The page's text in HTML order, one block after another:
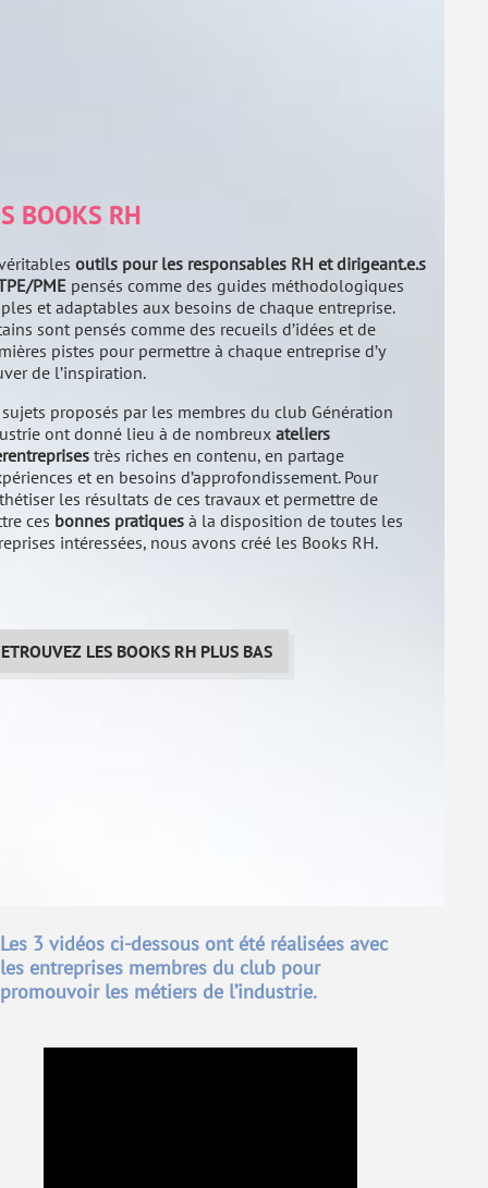
BOOKS RH
outils pour les responsables RH et dirigeant.e.s
PME pensés comme des guides méthodologiques
et adaptables aux besoins de chaque entreprise.
sont pensés comme des recueils d’idées et de
pistes pour permettre à chaque entreprise d’y
de l’inspiration.
sujets proposés par les membres du club Génération
ont donné lieu à de nombreux ateliers
très riches en contenu, en partage
et en besoins d’approfondissement. Pour
les résultats de ces travaux et permettre de
ces bonnes pratiques à la disposition de toutes les
intéressées, nous avons créé les Books RH.
LES BOOKS RH PLUS BAS
Les 3 vidéos ci-dessous ont été réalisées avec
les entreprises membres du club pour
promouvoir les métiers de l’industrie.